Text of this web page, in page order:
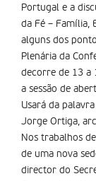
Portugal e a
da Fé – Família,
alguns dos
Plenária da
decorre de 13 a
a sessão de
Usará da
Jorge Ortiga,
Nos trabalhos
de uma nova
director do